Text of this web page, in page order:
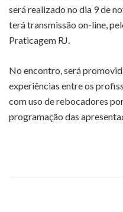
será realizado no dia 9 de
terá transmissão on-line,
Praticagem RJ.
No encontro, será
experiências entre os
com uso de rebocadores
programação das